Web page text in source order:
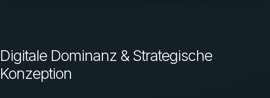
Digitale Dominanz & Strategische
Konzeption